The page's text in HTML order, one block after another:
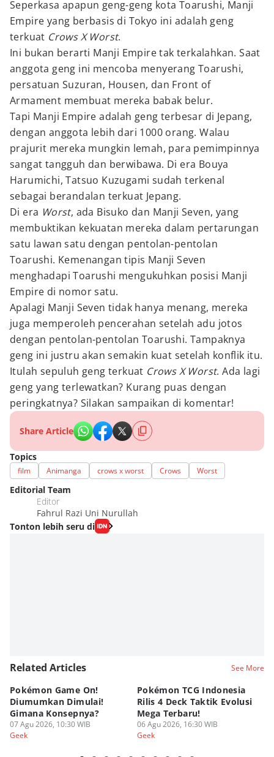
Seperkasa apapun geng-geng kota Toarushi, Manji
Empire yang berbasis di Tokyo ini adalah geng
terkuat Crows X Worst.
Ini bukan berarti Manji Empire tak terkalahkan. Saat
anggota geng ini mencoba menyerang Toarushi,
persatuan Suzuran, Housen, dan Front of
Armament membuat mereka babak belur.
Tapi Manji Empire adalah geng terbesar di Jepang,
dengan anggota lebih dari 1000 orang. Walau
prajurit mereka mungkin lemah, para pemimpinnya
sangat tangguh dan berwibawa. Di era Bouya
Harumichi, Tatsuo Kuzugami sudah terkenal
sebagai berandalan terkuat Jepang.
Di era Worst, ada Bisuko dan Manji Seven, yang
membuktikan kekuatan mereka dalam pertarungan
satu lawan satu dengan pentolan-pentolan
Toarushi. Kemenangan tipis Manji Seven
menghadapi Toarushi mengukuhkan posisi Manji
Empire di nomor satu.
Apalagi Manji Seven tidak hanya menang, mereka
juga memperoleh pencerahan setelah adu jotos
dengan pentolan-pentolan Toarushi. Tampaknya
geng ini justru akan semakin kuat setelah konflik itu.
Itulah sepuluh geng terkuat Crows X Worst. Ada lagi
geng yang terlewatkan? Kurang puas dengan
peringkatnya? Silakan sampaikan di komentar!
Share Article
Topics
film Animanga crows x worst Crows Worst
Editorial Team
Editor
Fahrul Razi Uni Nurullah
Tonton lebih seru di
Related Articles See More
Pokémon Game On!
Diumumkan Dimulai!
Gimana Konsepnya?
07 Agu 2026, 10:30 WIB
Geek
Pokémon TCG Indonesia
Rilis 4 Deck Taktik Evolusi
Mega Terbaru!
06 Agu 2026, 16:30 WIB
Geek